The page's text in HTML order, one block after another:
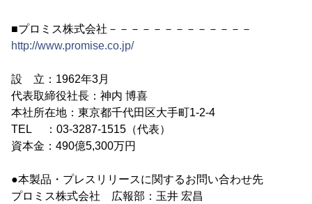
■プロミス株式会社－－－－－－－－－－－－－
http://www.promise.co.jp/
設 立：1962年3月
代表取締役社長：神内 博喜
本社所在地：東京都千代田区大手町1-2-4
TEL ：03-3287-1515（代表）
資本金：490億5,300万円
●本製品・プレスリリースに関するお問い合わせ先
プロミス株式会社 広報部：玉井 宏昌